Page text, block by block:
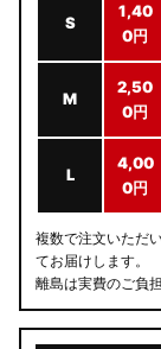
S
1,40
0円
M
2,50
0円
L
4,00
0円
複数で注文いただ
てお届けします。
離島は実費のご負